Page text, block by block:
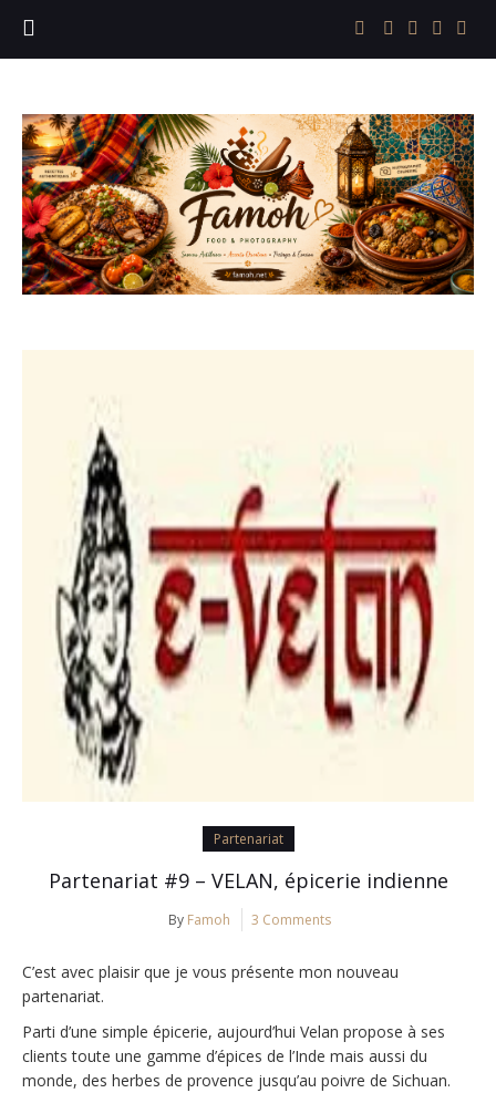
Partenariat
Partenariat #9 – VELAN, épicerie indienne
By Famoh 3 Comments
C’est avec plaisir que je vous présente mon nouveau
partenariat.
Parti d’une simple épicerie, aujourd’hui Velan propose à ses
clients toute une gamme d’épices de l’Inde mais aussi du
monde, des herbes de provence jusqu’au poivre de Sichuan.